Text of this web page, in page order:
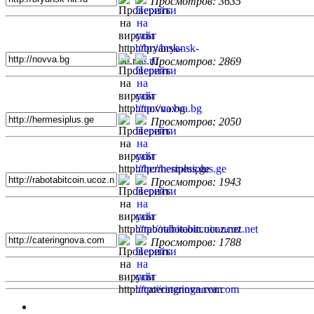
Просмотров: 2869
Просмотров: 2050
Просмотров: 1943
Просмотров: 1788